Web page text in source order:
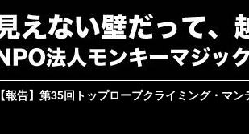
【報告】第35回トップロープクライミング・マン